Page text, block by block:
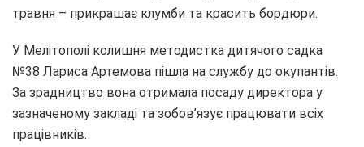
травня – прикрашає клумби та красить бордюри.
У Мелітополі колишня методистка дитячого садка
№38 Лариса Артемова пішла на службу до окупантів.
За зрадництво вона отримала посаду директора у
зазначеному закладі та зобов’язує працювати всіх
працівників.